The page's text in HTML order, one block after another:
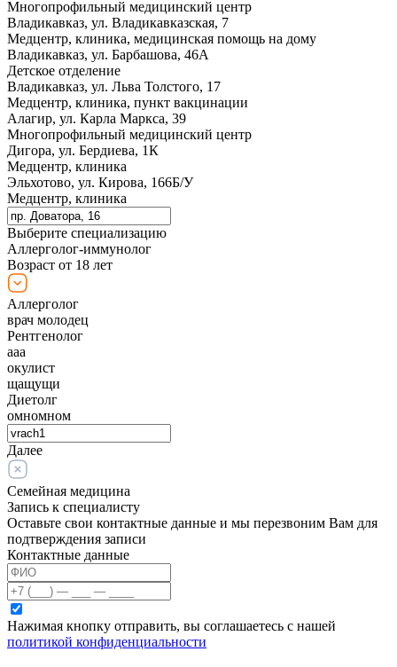
Многопрофильный медицинский центр
Владикавказ, ул. Владикавказская, 7
Медцентр, клиника, медицинская помощь на дому
Владикавказ, ул. Барбашова, 46А
Детское отделение
Владикавказ, ул. Льва Толстого, 17
Медцентр, клиника, пункт вакцинации
Алагир, ул. Карла Маркса, 39
Многопрофильный медицинский центр
Дигора, ул. Бердиева, 1К
Медцентр, клиника
Эльхотово, ул. Кирова, 166Б/У
Медцентр, клиника
Выберите специализацию
Аллерголог-иммунолог
Возраст от 18 лет
Аллерголог
врач молодец
Рентгенолог
ааа
окулист
щащущи
Диетолг
омномном
Далее
Семейная медицина
Запись к специалисту
Оставьте свои контактные данные и мы перезвоним Вам для
подтверждения записи
Контактные данные
Нажимая кнопку отправить, вы соглашаетесь с нашей
политикой конфиденциальности